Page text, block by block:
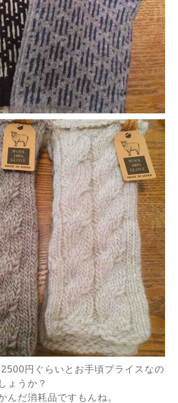
円ぐらいとお手頃プライスなの
ょうか？
んだ消耗品ですもんね。